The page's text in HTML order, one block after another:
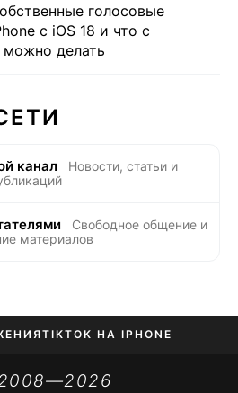
голосовые
с iOS 18 и что с
делать
канал
Новости, статьи и
Свободное общение и
материалов
TIKTOK НА IPHONE